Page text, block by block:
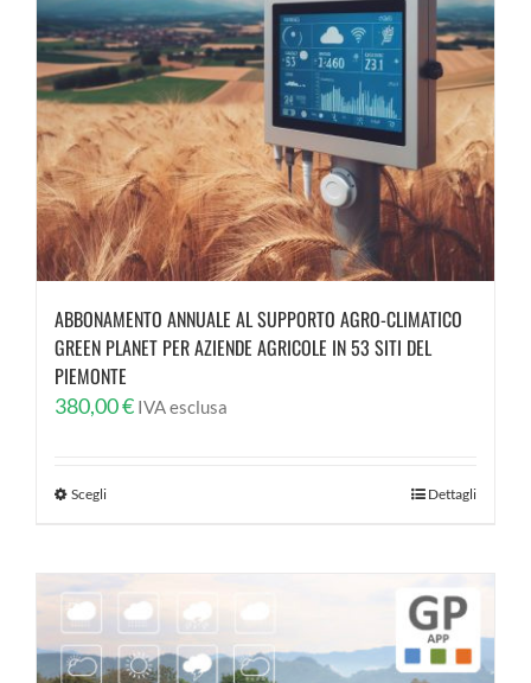
ABBONAMENTO ANNUALE AL SUPPORTO AGRO-CLIMATICO
GREEN PLANET PER AZIENDE AGRICOLE IN 53 SITI DEL
PIEMONTE
380,00€ IVA esclusa
Scegli Dettagli